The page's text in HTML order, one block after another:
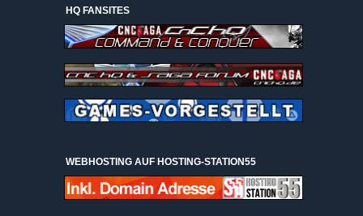
HQ FANSITES
WEBHOSTING AUF HOSTING-STATION55